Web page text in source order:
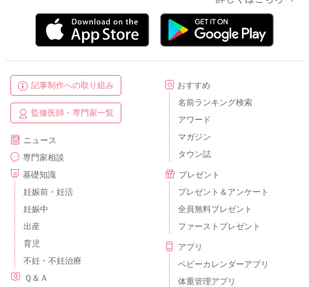
記事制作への取り組み
監修医師・専門家一覧
ニュース
専門家相談
基礎知識
妊娠前・妊活
妊娠中
出産
育児
不妊・不妊治療
Ｑ＆Ａ
おすすめ
名前ランキング検索
アワード
マガジン
タウン誌
プレゼント
プレゼント＆アンケート
全員無料プレゼント
ファーストプレゼント
アプリ
ベビーカレンダーアプリ
体重管理アプリ